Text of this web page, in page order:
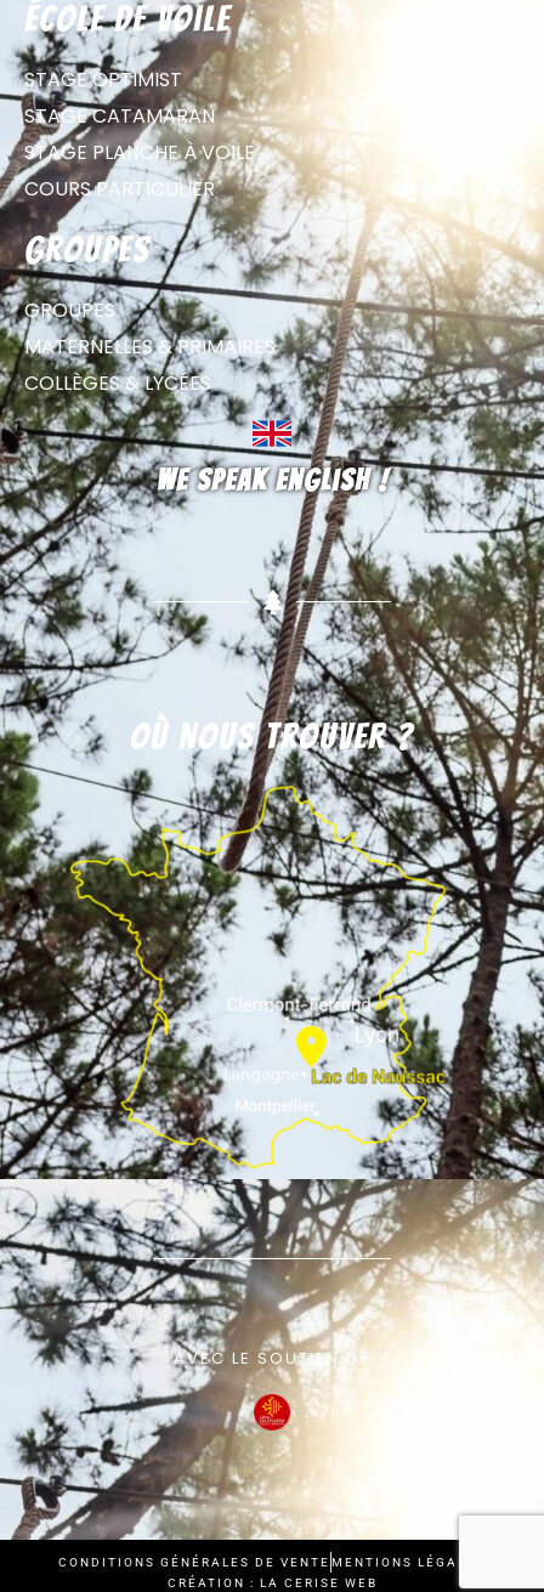
école de voile
STAGE OPTIMIST
STAGE CATAMARAN
STAGE PLANCHE À VOILE
COURS PARTICULIER
groupes
GROUPES
MATERNELLES & PRIMAIRES
COLLÈGES & LYCÉES
We speak english !
Où nous trouver ?
AVEC LE SOUTIEN DE
CONDITIONS GÉNÉRALES DE VENTE MENTIONS LÉGALES
CRÉATION : LA CERISE WEB